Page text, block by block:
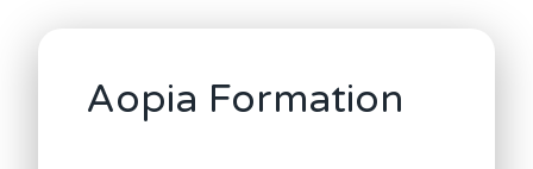
Aopia Formation